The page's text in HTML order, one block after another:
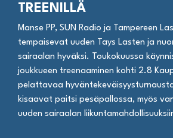
TREENILLÄ
Manse PP, SUN Radio ja Tampereen
tempaisevat uuden Tays Lasten ja
sairaalan hyväksi. Toukokuussa
joukkueen treenaaminen kohti 2.8
pelattavaa
kisaavat paitsi pesäpallossa, myös
uuden sairaalan